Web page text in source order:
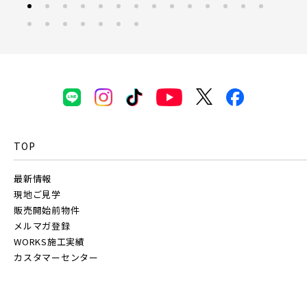
西武池袋線
西武有楽町線
西武豊島線
JR常磐線 [上野～仙台]
JR京葉線
JR成田線 [我孫子～成田]
【予告広告】〈モデルハウス完成〉8月22日(土)より公開開
地図内の物件アイコンを
クリックすると
物件概要が表示されます
千葉県市川市
TOP
最新情報
現地ご見学
販売開始前物件
メルマガ登録
WORKS施工実績
カスタマーセンター